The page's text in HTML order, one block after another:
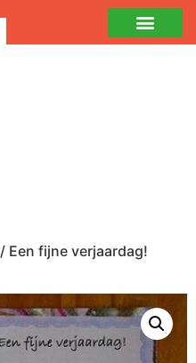
/ Een fijne verjaardag!